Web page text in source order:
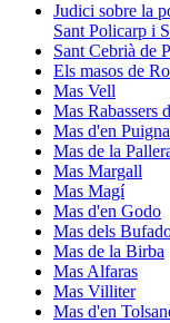
Judici sobre la
Sant Policarp i
Sant Cebrià de
Els masos de
Mas Vell
Mas Rabassers
Mas d'en
Mas de la
Mas Margall
Mas Magí
Mas d'en Godo
Mas dels
Mas de la Birba
Mas Alfaras
Mas Villiter
Mas d'en